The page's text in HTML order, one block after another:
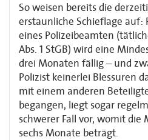
So weisen bereits die
erstaunliche Schieflage auf:
eines Polizeibeamten
Abs. 1 StGB) wird eine
drei Monaten fällig – und
Polizist keinerlei Blessuren
mit einem anderen
begangen, liegt sogar
schwerer Fall vor, womit
sechs Monate beträgt.